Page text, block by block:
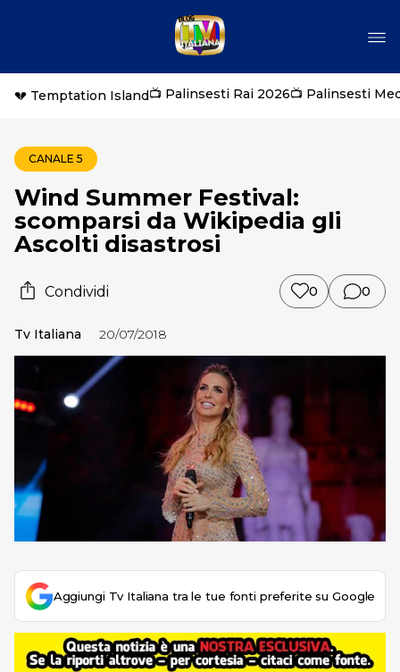
💔 Temptation Island📺 Palinsesti Rai 2026📺 Palinsesti
CANALE 5
Wind Summer Festival:
scomparsi da Wikipedia gli
Ascolti disastrosi
Condividi 0 0
Tv Italiana 20/07/2018
Aggiungi Tv Italiana tra le tue fonti preferite su Google